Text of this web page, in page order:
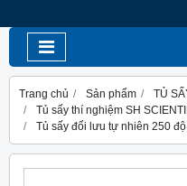
Trang chủ Sản phẩm
TỦ
Tủ sấy thí nghiệm SH
Tủ sấy đối lưu tự nhiên 250